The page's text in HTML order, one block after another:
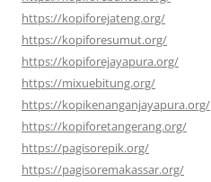
https://kopiforejateng.org/
https://kopiforesumut.org/
https://kopiforejayapura.org/
https://mixuebitung.org/
https://kopikenanganjayapura.org/
https://kopiforetangerang.org/
https://pagisorepik.org/
https://pagisoremakassar.org/